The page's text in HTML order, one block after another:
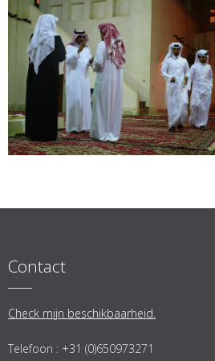
Contact
Check mijn beschikbaarheid.
Telefoon : +31 (0)650973271